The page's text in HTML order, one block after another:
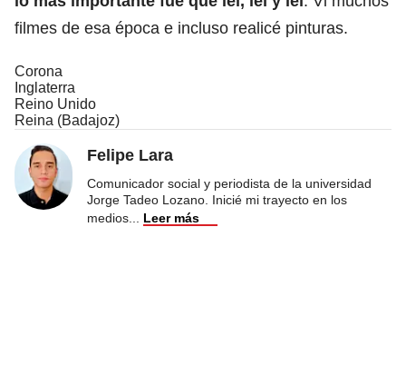
filmes de esa época e incluso realicé pinturas.
Corona
Inglaterra
Reino Unido
Reina (Badajoz)
Felipe Lara
Comunicador social y periodista de la universidad
Jorge Tadeo Lozano. Inicié mi trayecto en los
medios
Leer más